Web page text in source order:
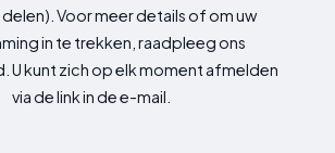
Voor meer details of om uw
in te trekken, raadpleeg ons
U kunt zich op elk moment afmelden
via de link in de e-mail.